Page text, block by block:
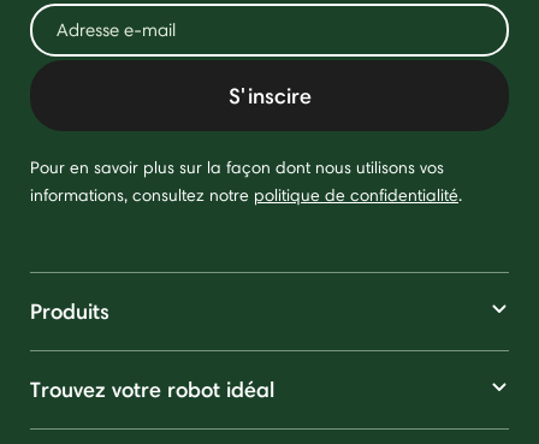
S'inscire
Pour en savoir plus sur la façon dont nous utilisons vos
informations, consultez notre politique de confidentialité.
Produits
Trouvez votre robot idéal